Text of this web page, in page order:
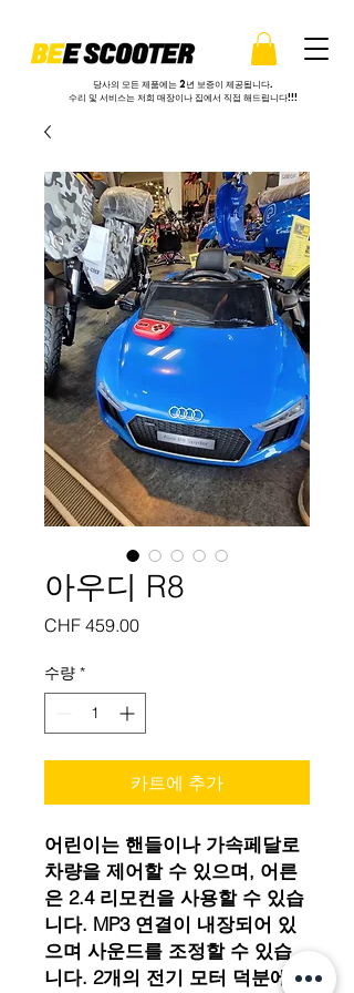
당사의 모든 제품에는 2년 보증이 제공됩니다.
수리 및 서비스는 저희 매장이나 집에서 직접 해드립니다!!!
아우디 R8
CHF 459.00가
수량 *
카트에 추가
어린이는 핸들이나 가속페달로
차량을 제어할 수 있으며, 어른
은 2.4 리모컨을 사용할 수 있습
니다. MP3 연결이 내장되어 있
으며 사운드를 조정할 수 있습
니다. 2개의 전기 모터 덕분에